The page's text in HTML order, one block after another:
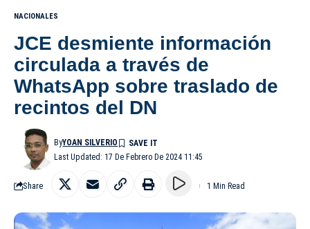
NACIONALES
JCE desmiente información
circulada a través de
WhatsApp sobre traslado de
recintos del DN
Last Updated: 17 De Febrero De 2024 11:45
ByYOAN SILVERIO
Share 1 Min Read